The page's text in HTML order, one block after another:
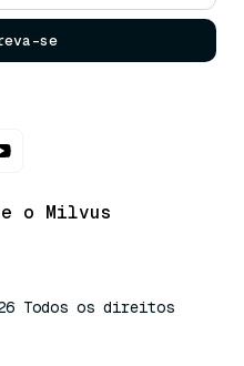
se
o Milvus
Todos os direitos